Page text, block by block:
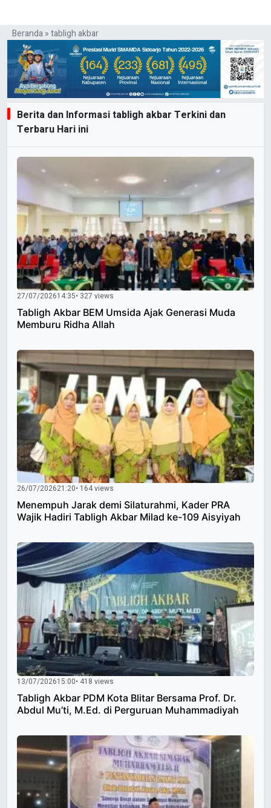
Beranda»tabligh akbar
Berita dan Informasi tabligh akbar Terkini dan
Terbaru Hari ini
27/07/202614:35• 327 views
Tabligh Akbar BEM Umsida Ajak Generasi Muda
Memburu Ridha Allah
26/07/202621:20• 164 views
Menempuh Jarak demi Silaturahmi, Kader PRA
Wajik Hadiri Tabligh Akbar Milad ke-109 Aisyiyah
13/07/202615:00• 418 views
Tabligh Akbar PDM Kota Blitar Bersama Prof. Dr.
Abdul Mu’ti, M.Ed. di Perguruan Muhammadiyah